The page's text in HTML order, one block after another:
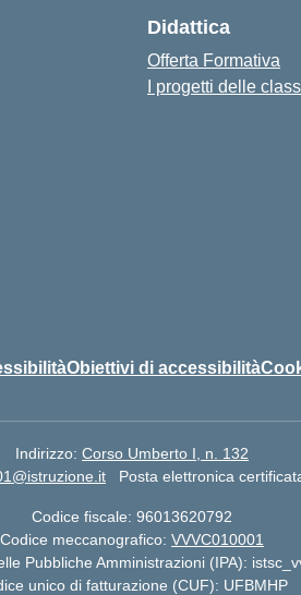
Didattica
Offerta Formativa
I progetti delle
Obiettivi di accessibilità
Indirizzo: Corso Umberto I, n. 132
Posta elettronica
Codice fiscale: 96013620792
Codice meccanografico: VVVC010001
Pubbliche Amministrazioni (IPA):
unico di fatturazione (CUF): UFBMHP